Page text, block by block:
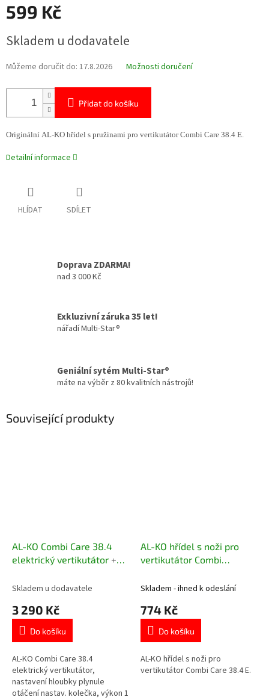
599 Kč
cena:
Skladem u dodavatele
Můžeme doručit do: 17.8.2026 Možnosti doručení
Přidat do košíku
Originální AL-KO hřídel s pružinami pro vertikutátor Combi Care 38.4 E.
Detailní informace
HLÍDAT SDÍLET
Doprava ZDARMA!
nad 3 000 Kč
Exkluzivní záruka 35 let!
nářadí Multi-Star®
Geniální sytém Multi-Star®
máte na výběr z 80 kvalitních nástrojů!
Související produkty
AL-KO Combi Care 38.4
elektrický vertikutátor +
ZDARMA!
Skladem u dodavatele
3 290 Kč
Do košíku
AL-KO Combi Care 38.4
elektrický vertikutátor,
nastavení hloubky plynule
otáčení nastav. kolečka, výkon 1
AL-KO hřídel s noži pro
vertikutátor Combi
Skladem - ihned k odeslání
774 Kč
Do košíku
AL-KO hřídel s noži pro
vertikutátor Combi Care 38.4 E.